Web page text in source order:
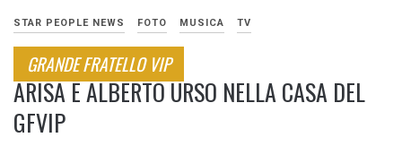
STAR PEOPLE NEWS FOTO MUSICA TV
GRANDE FRATELLO VIP
ARISA E ALBERTO URSO NELLA CASA DEL
GFVIP